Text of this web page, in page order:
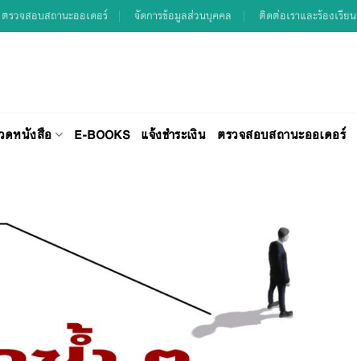
ตรวจสอบสถานะออเดอร์ จัดการข้อมูลส่วนบุคคล ติดต่อเราและร้องเรียน
ดหนังสือ E-BOOKS แจ้งชำระเงิน ตรวจสอบสถานะออเดอร์